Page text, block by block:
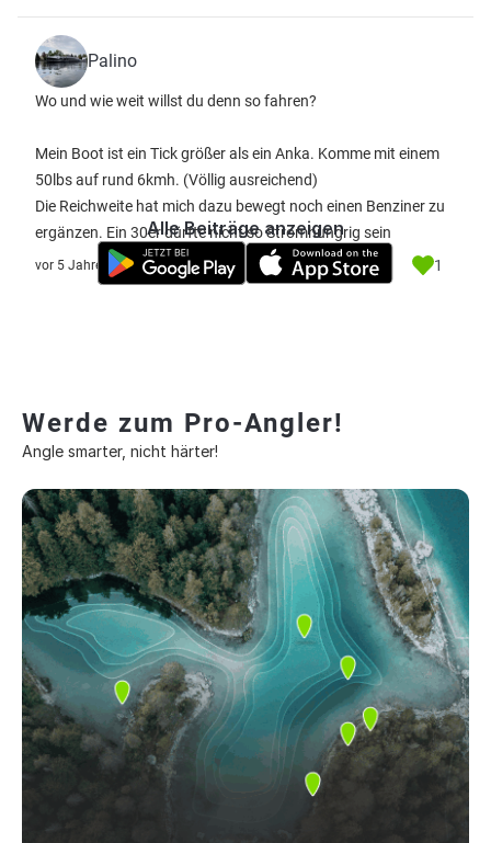
Palino
Wo und wie weit willst du denn so fahren?
Mein Boot ist ein Tick größer als ein Anka. Komme mit einem
50lbs auf rund 6kmh. (Völlig ausreichend)
Die Reichweite hat mich dazu bewegt noch einen Benziner zu
ergänzen. Ein 30er dürfte nicht so Stromhungrig sein
vor 5 Jahre 1
Alle Beiträge anzeigen
Werde zum Pro-Angler!
Angle smarter, nicht härter!